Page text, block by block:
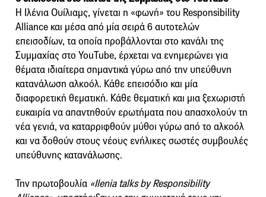
Η Ιλένια Ουίλιαμς, γίνεται η «φωνή» του Responsibility
Alliance και μέσα από μία σειρά 6 αυτοτελών
επεισοδίων, τα οποία προβάλλονται στο κανάλι της
Συμμαχίας στο YouTube, έρχεται να ενημερώνει για
θέματα ιδιαίτερα σημαντικά γύρω από την υπεύθυνη
κατανάλωση αλκοόλ. Κάθε επεισόδιο και μία
διαφορετική θεματική. Κάθε θεματική και μια ξεχωριστή
ευκαιρία να απαντηθούν ερωτήματα που απασχολούν τη
νέα γενιά, να καταρριφθούν μύθοι γύρω από το αλκοόλ
και να δοθούν στους νέους ενήλικες σωστές συμβουλές
υπεύθυνης κατανάλωσης.
Την πρωτοβουλία «Ilenia talks by Responsibility